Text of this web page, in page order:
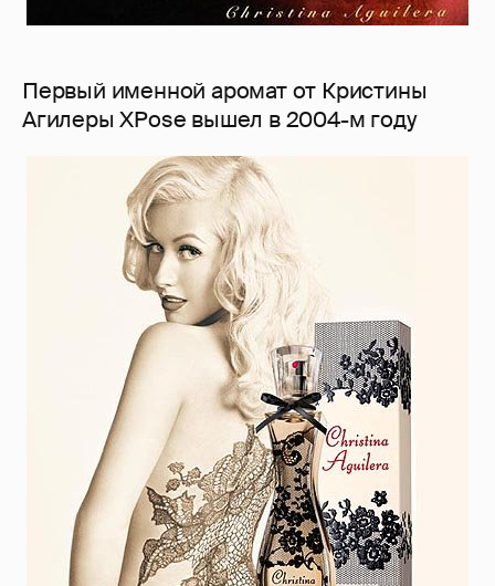
Первый именной аромат от Кристины
Агилеры XPose вышел в 2004-м году